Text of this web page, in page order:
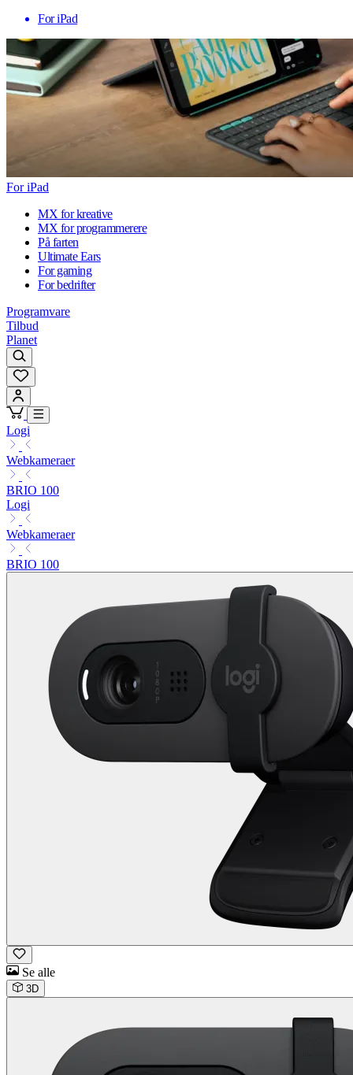
For iPad
For iPad
MX for kreative
MX for programmerere
På farten
Ultimate Ears
For gaming
For bedrifter
Programvare
Tilbud
Planet
Logi
Webkameraer
BRIO 100
Logi
Webkameraer
BRIO 100
Se alle
3D